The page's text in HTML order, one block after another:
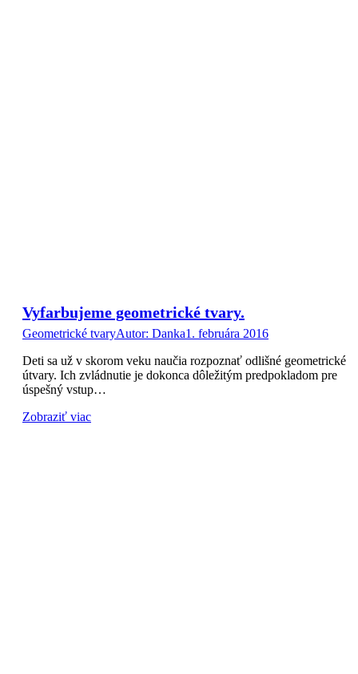
Vyfarbujeme geometrické tvary.
Geometrické tvaryAutor: Danka1. februára 2016
Deti sa už v skorom veku naučia rozpoznať odlišné geometrické
útvary. Ich zvládnutie je dokonca dôležitým predpokladom pre
úspešný vstup…
Zobraziť viac